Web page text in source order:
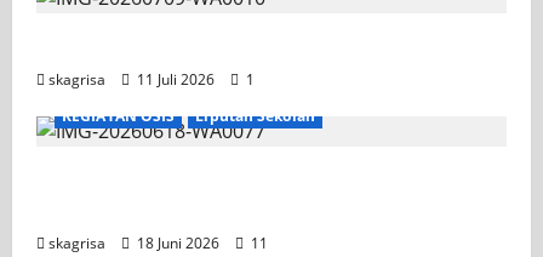
skagrisa 11 Juli 2026
1
KEGIATAN OSIS
Liputan Sekolah
skagrisa 18 Juni 2026 11